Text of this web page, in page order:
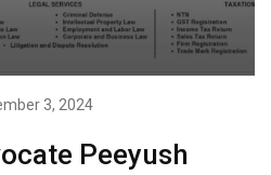
3, 2024
Peeyush